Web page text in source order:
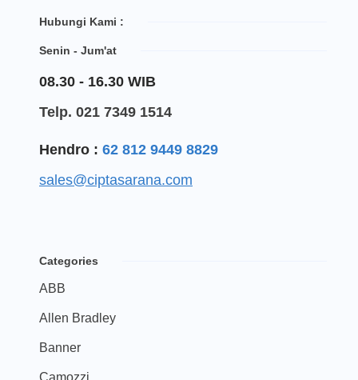
Hubungi Kami :
Senin - Jum'at
08.30 - 16.30 WIB
Telp. 021 7349 1514
Hendro : 62 812 9449 8829
sales@ciptasarana.com
Categories
ABB
Allen Bradley
Banner
Camozzi